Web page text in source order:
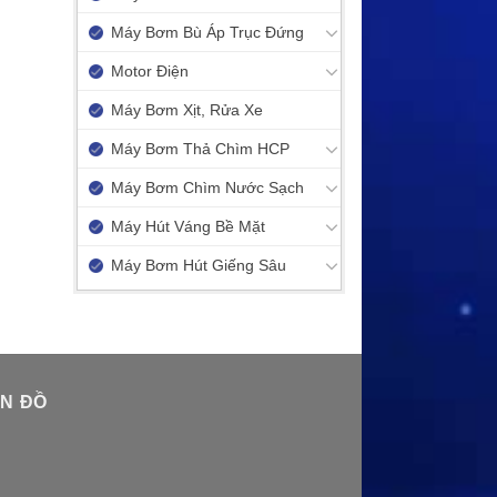
Máy Bơm Bù Áp Trục Đứng
Motor Điện
Máy Bơm Xịt, Rửa Xe
Máy Bơm Thả Chìm HCP
Máy Bơm Chìm Nước Sạch
Máy Hút Váng Bề Mặt
Máy Bơm Hút Giếng Sâu
ĐỒ